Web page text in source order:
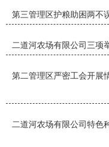
第三管理区护粮助困两不
二道河农场有限公司三项
第二管理区严密工会开展
二道河农场有限公司特色